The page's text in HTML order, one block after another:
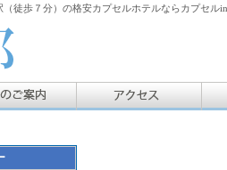
徒歩７分）の格安カプセルホテルならカプセル